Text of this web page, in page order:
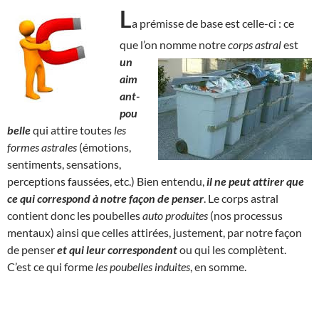
La prémisse de base est celle-ci : ce
que l’on nomme notrecorps astralest
un
aim
ant-
pou
bellequi attire toutes les
formes astrales (émotions,
sentiments, sensations,
perceptions faussées, etc.) Bien entendu, il ne peut attirer que
ce qui correspond à notre façon de penser . Le corps astral
contient donc les poubellesauto produites (nos processus
mentaux) ainsi que celles attirées, justement, par notre façon
de penseret quileur correspondentou qui les complètent.
C’est ce qui forme les poubelles induites , en somme.